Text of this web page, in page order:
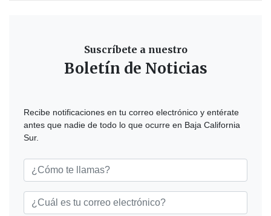
Suscríbete a nuestro
Boletín de Noticias
Recibe notificaciones en tu correo electrónico y entérate
antes que nadie de todo lo que ocurre en Baja California
Sur.